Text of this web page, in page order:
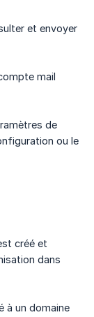
et envoyer
mail
de
ou le
créé et
dans
à un domaine